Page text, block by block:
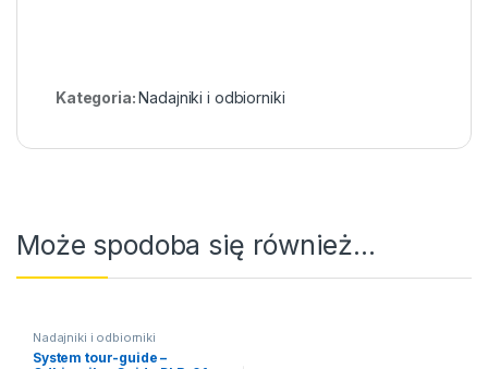
Kategoria:Nadajniki i odbiorniki
Może spodoba się również…
Nadajniki i odbiorniki
System tour-guide –